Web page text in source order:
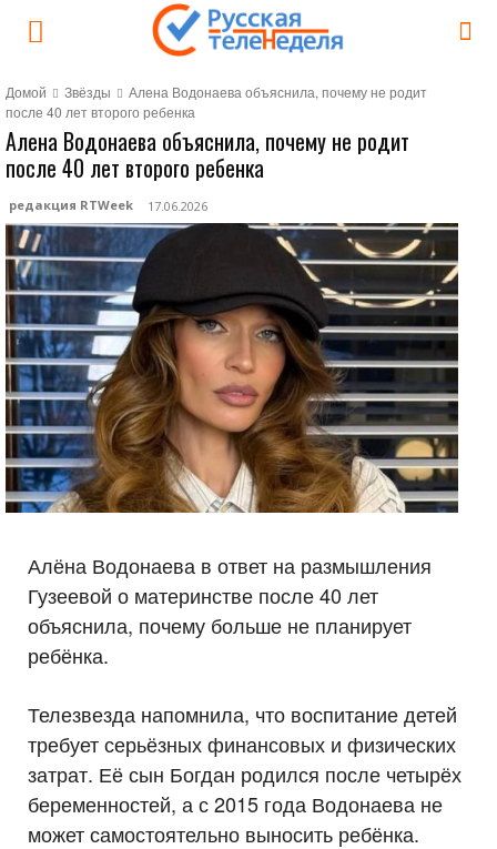
Домой Звёзды
Алена Водонаева объяснила, почему не родит
после 40 лет второго ребенка
Алена Водонаева объяснила, почему не родит
после 40 лет второго ребенка
редакция RTWeek 17.06.2026
Алёна Водонаева в ответ на размышления
Гузеевой о материнстве после 40 лет
объяснила, почему больше не планирует
ребёнка.
Телезвезда напомнила, что воспитание детей
требует серьёзных финансовых и физических
затрат. Её сын Богдан родился после четырёх
беременностей, а с 2015 года Водонаева не
может самостоятельно выносить ребёнка.